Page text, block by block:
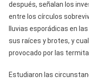
después, señalan los
entre los círculos
lluvias esporádicas en
sus raíces y brotes, y
provocado por las
Estudiaron las